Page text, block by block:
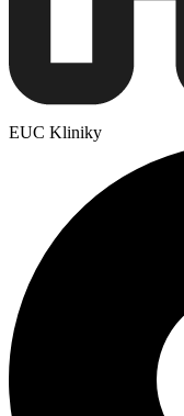
EUC Kliniky